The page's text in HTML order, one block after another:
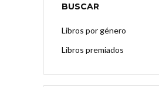
BUSCAR
Libros por género
Libros premiados